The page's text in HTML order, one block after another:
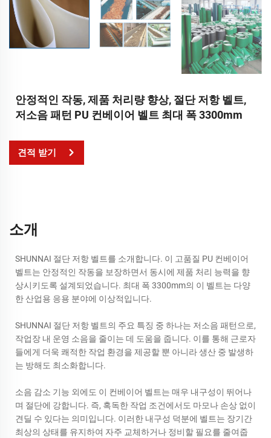
안정적인 작동, 제품 처리량 향상, 절단 저항 벨트,
저소음 패턴 PU 컨베이어 벨트 최대 폭 3300mm
견적 받기
소개
SHUNNAI 절단 저항 벨트를 소개합니다. 이 고품질 PU 컨베이어
벨트는 안정적인 작동을 보장하면서 동시에 제품 처리 능력을 향
상시키도록 설계되었습니다. 최대 폭 3300mm의 이 벨트는 다양
한 산업용 응용 분야에 이상적입니다.
SHUNNAI 절단 저항 벨트의 주요 특징 중 하나는 저소음 패턴으로,
작업장 내 운영 소음을 줄이는 데 도움을 줍니다. 이를 통해 근로자
들에게 더욱 쾌적한 작업 환경을 제공할 뿐 아니라 생산 중 발생하
는 방해도 최소화합니다.
소음 감소 기능 외에도 이 컨베이어 벨트는 매우 내구성이 뛰어나
며 절단에 강합니다. 즉, 혹독한 작업 조건에서도 마모나 손상 없이
견딜 수 있다는 의미입니다. 이러한 내구성 덕분에 벨트는 장기간
최상의 상태를 유지하여 자주 교체하거나 정비할 필요를 줄여줍